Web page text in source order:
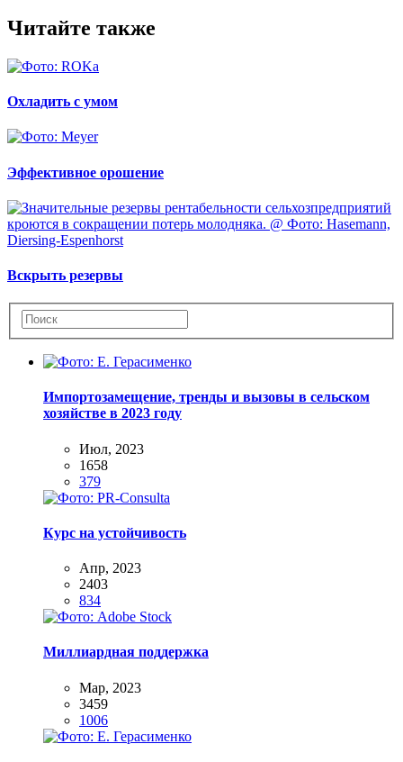
Читайте также
Охладить с умом
Эффективное орошение
Вскрыть резервы
Импортозамещение, тренды и вызовы в сельском
хозяйстве в 2023 году
Июл, 2023
1658
379
Курс на устойчивость
Апр, 2023
2403
834
Миллиардная поддержка
Мар, 2023
3459
1006